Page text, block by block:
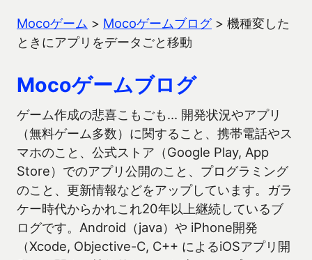
Mocoゲーム > Mocoゲームブログ> 機種変した
ときにアプリをデータごと移動
Mocoゲームブログ
ゲーム作成の悲喜こもごも… 開発状況やアプリ
（無料ゲーム多数）に関すること、携帯電話やス
マホのこと、公式ストア（Google Play, App
Store）でのアプリ公開のこと、プログラミング
のこと、更新情報などをアップしています。ガラ
ケー時代からかれこれ20年以上継続しているブ
ログです。Android（java）や iPhone開発
（Xcode, Objective-C, C++ によるiOSアプリ開